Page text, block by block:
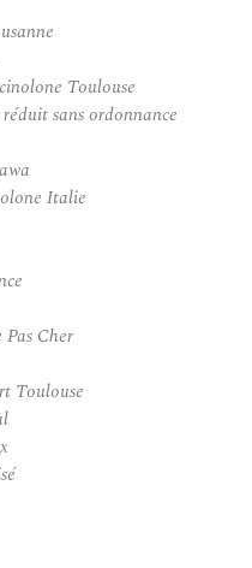
Toulouse
sans ordonnance
Italie
Cher
Toulouse